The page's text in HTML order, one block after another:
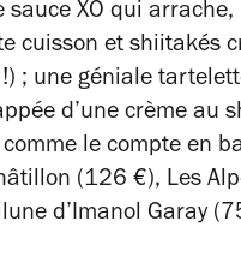
sauce XO qui
cuisson et shiitakés
; une géniale
d’une crème au
le compte en
(126 €), Les
d’Imanol Garay